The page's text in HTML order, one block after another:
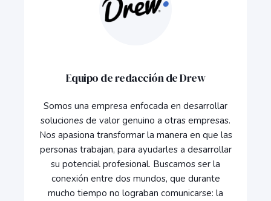
Equipo de redacción de Drew
Somos una empresa enfocada en desarrollar
soluciones de valor genuino a otras empresas.
Nos apasiona transformar la manera en que las
personas trabajan, para ayudarles a desarrollar
su potencial profesional. Buscamos ser la
conexión entre dos mundos, que durante
mucho tiempo no lograban comunicarse: la